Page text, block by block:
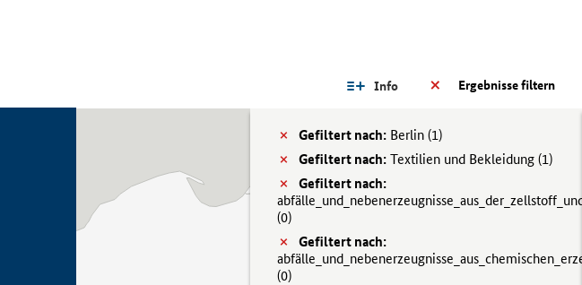
Ergebnisse filtern
Info
Gefiltert nach: Berlin (1)
Gefiltert nach: Textilien und Bekleidung (1)
Gefiltert nach:
(0)
Gefiltert nach:
(0)